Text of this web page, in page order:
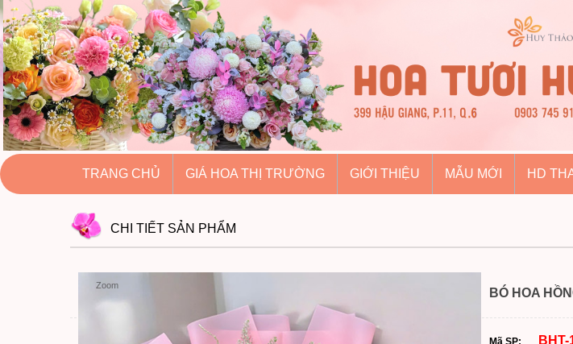
hoatuoihuythao.com
hoatuoihuythao.com
//hoatuoihuythao.com/
TRANG CHỦ GIÁ HOA THỊ TRƯỜNG GIỚI THIỆU MẪU MỚI HD
CHI TIẾT SẢN PHẨM
Zoom
BÓ HOA
BHT-